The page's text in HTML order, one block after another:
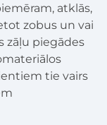
atklās,
zobus un vai
zāļu piegādes
tie vairs